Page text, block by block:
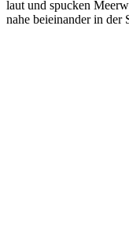
laut und spucken
nahe beieinander in der